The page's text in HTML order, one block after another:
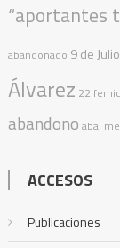
“aportantes
abandonado 9 de Julio
Álvarez 22
abandono abal
ACCESOS
Publicaciones